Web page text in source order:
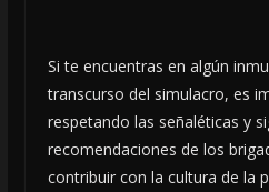
Si te encuentras en algún
transcurso del simulacro, es
respetando las señaléticas y
recomendaciones de los
contribuir con la cultura de la